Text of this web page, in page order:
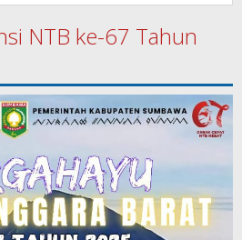
NTB ke-67 Tahun